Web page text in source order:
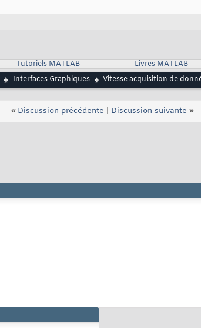
Tutoriels MATLAB Livres MATLAB
Interfaces Graphiques Vitesse acquisition de
« Discussion précédente Discussion suivante »